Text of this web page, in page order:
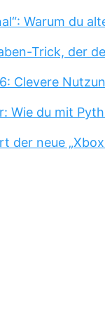
Warum du
Trick, der
Clevere
Wie du mit
der neue